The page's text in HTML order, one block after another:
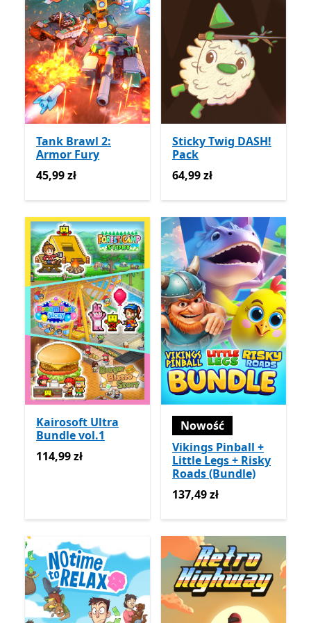
Tank Brawl 2:
Armor Fury
45,99 zł
45,99 zł
Sticky Twig DASH!
Pack
64,99 zł
64,99 zł
Kairosoft Ultra
Bundle vol.1
114,99 zł
114,99 zł
Nowość
Vikings Pinball +
Little Legs + Risky
Roads (Bundle)
137,49 zł
137,49 zł